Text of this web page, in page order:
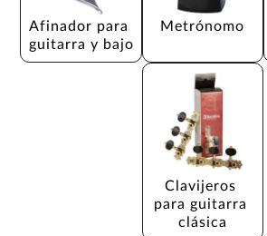
Afinador para
guitarra y bajo
Metrónomo
Clavijeros
para guitarra
clásica